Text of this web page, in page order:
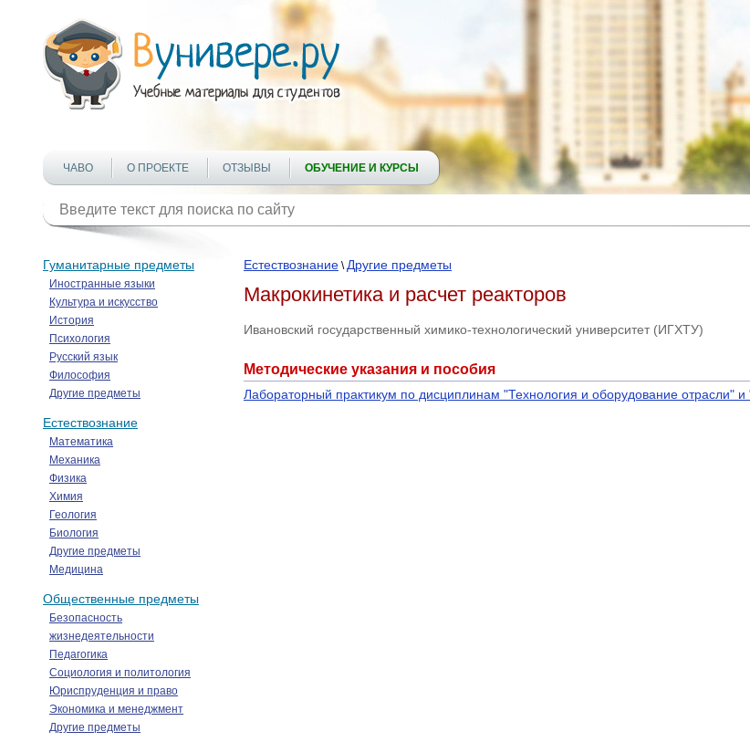
ЧАВО О ПРОЕКТЕ ОТЗЫВЫ ОБУЧЕНИЕ И КУРСЫ
Гуманитарные предметы
Иностранные языки
Культура и искусство
История
Психология
Русский язык
Философия
Другие предметы
Естествознание
Математика
Механика
Физика
Химия
Геология
Биология
Другие предметы
Медицина
Общественные предметы
Безопасность
жизнедеятельности
Педагогика
Социология и политология
Юриспруденция и право
Экономика и менеджмент
Другие предметы
Естествознание \ Другие предметы
Макрокинетика и расчет реакторов
Ивановский государственный химико-технологический университет (ИГХТУ)
Методические указания и пособия
Лабораторный практикум по дисциплинам "Технология и оборудование отрасли" и